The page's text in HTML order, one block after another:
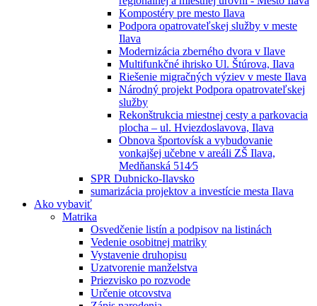
Kompostéry pre mesto Ilava
Podpora opatrovateľskej služby v meste
Ilava
Modernizácia zberného dvora v Ilave
Multifunkčné ihrisko Ul. Štúrova, Ilava
Riešenie migračných výziev v meste Ilava
Národný projekt Podpora opatrovateľskej
služby
Rekonštrukcia miestnej cesty a parkovacia
plocha – ul. Hviezdoslavova, Ilava
Obnova športovísk a vybudovanie
vonkajšej učebne v areáli ZŠ Ilava,
Medňanská 514⁄5
SPR Dubnicko-Ilavsko
sumarizácia projektov a investície mesta Ilava
Ako vybaviť
Matrika
Osvedčenie listín a podpisov na listinách
Vedenie osobitnej matriky
Vystavenie druhopisu
Uzatvorenie manželstva
Priezvisko po rozvode
Určenie otcovstva